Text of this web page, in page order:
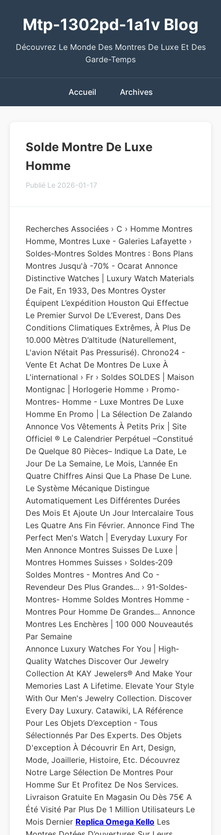
Mtp-1302pd-1a1v Blog
Découvrez Le Monde Des Montres De Luxe Et Des
Garde-Temps
Accueil Archives
Solde Montre De Luxe
Homme
Publié Le 2026-01-17
Recherches Associées › C › Homme Montres
Homme, Montres Luxe - Galeries Lafayette ›
Soldes-Montres Soldes Montres : Bons Plans
Montres Jusqu'à -70% - Ocarat Annonce
Distinctive Watches | Luxury Watch Materials
De Fait, En 1933, Des Montres Oyster
Équipent L’expédition Houston Qui Effectue
Le Premier Survol De L’Everest, Dans Des
Conditions Climatiques Extrêmes, À Plus De
10.000 Mètres D’altitude (naturellement,
L'avion N’était Pas Pressurisé). Chrono24 -
Vente Et Achat De Montres De Luxe À
L'international › Fr › Soldes SOLDES | Maison
Montignac | Horlogerie Homme › Promo-
Montres- Homme - Luxe Montres De Luxe
Homme En Promo | La Sélection De Zalando
Annonce Vos Vêtements À Petits Prix | Site
Officiel ® Le Calendrier Perpétuel –constitué
De Quelque 80 Pièces– Indique La Date, Le
Jour De La Semaine, Le Mois, L’année En
Quatre Chiffres Ainsi Que La Phase De Lune.
Le Système Mécanique Distingue
Automatiquement Les Différentes Durées
Des Mois Et Ajoute Un Jour Intercalaire Tous
Les Quatre Ans Fin Février. Annonce Find The
Perfect Men's Watch | Everyday Luxury For
Men Annonce Montres Suisses De Luxe |
Montres Hommes Suisses › Soldes-209
Soldes Montres - Montres And Co -
Revendeur Des Plus Grandes... › 91-Soldes-
Montres- Homme Soldes Montres Homme -
Montres Pour Homme De Grandes... Annonce
Montres Les Enchères | 100 000 Nouveautés
Par Semaine
Annonce Luxury Watches For You | High-
Quality Watches Discover Our Jewelry
Collection At KAY Jewelers® And Make Your
Memories Last A Lifetime. Elevate Your Style
With Our Men's Jewelry Collection. Discover
Every Day Luxury. Catawiki, LA Référence
Pour Les Objets D’exception - Tous
Sélectionnés Par Des Experts. Des Objets
D'exception À Découvrir En Art, Design,
Mode, Joaillerie, Histoire, Etc. Découvrez
Notre Large Sélection De Montres Pour
Homme Sur Et Profitez De Nos Services.
Livraison Gratuite En Magasin Ou Dès 75€ A
Été Visité Par Plus De 1 Million Utilisateurs Le
Mois Dernier Replica Omega Kello Les